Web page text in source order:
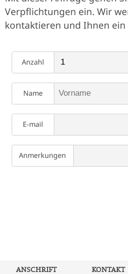
Verpflichtungen ein. Wir
kontaktieren und Ihnen
Anzahl
Name
E-mail
Anmerkungen
ANSCHRIFT KONTAKT